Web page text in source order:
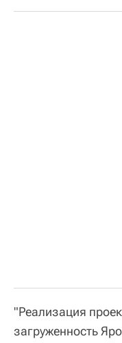
"Реализация
загруженность